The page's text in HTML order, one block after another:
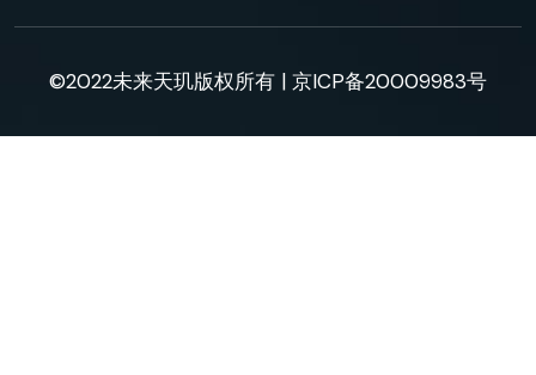
©2022未来天玑版权所有 | 京ICP备20009983号